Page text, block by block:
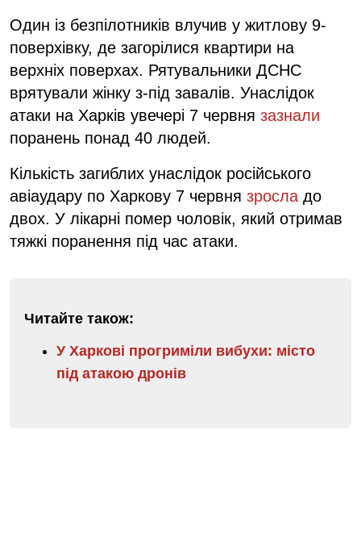
Один із безпілотників влучив у житлову 9-
поверхівку, де загорілися квартири на
верхніх поверхах. Рятувальники ДСНС
врятували жінку з-під завалів. Унаслідок
атаки на Харків увечері 7 червня зазнали
поранень понад 40 людей.
Кількість загиблих унаслідок російського
авіаудару по Харкову 7 червня зросла до
двох. У лікарні помер чоловік, який отримав
тяжкі поранення під час атаки.
Читайте також:
У Харкові прогриміли вибухи: місто
під атакою дронів